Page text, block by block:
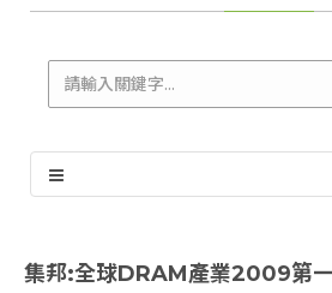
集邦:全球DRAM產業2009第